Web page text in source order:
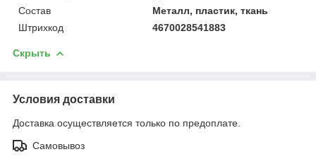
Состав
Металл, пластик, ткань
Штрихкод
4670028541883
Скрыть
Условия доставки
Доставка осуществляется только по предоплате.
Самовывоз